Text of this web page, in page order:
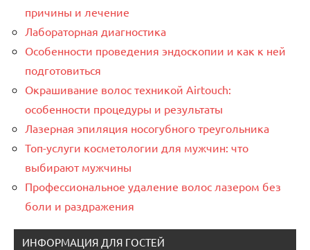
причины и лечение
Лабораторная диагностика
Особенности проведения эндоскопии и как к ней
подготовиться
Окрашивание волос техникой Airtouch:
особенности процедуры и результаты
Лазерная эпиляция носогубного треугольника
Топ-услуги косметологии для мужчин: что
выбирают мужчины
Профессиональное удаление волос лазером без
боли и раздражения
ИНФОРМАЦИЯ ДЛЯ ГОСТЕЙ